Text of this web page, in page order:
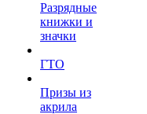
Разрядные
книжки и
значки
ГТО
Призы из
акрила